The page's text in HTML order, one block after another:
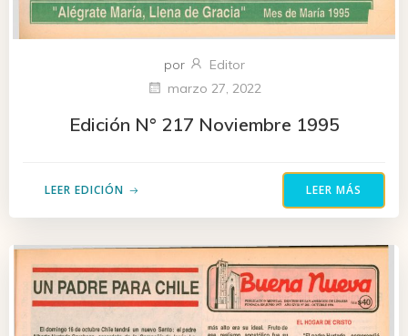
por
Editor
marzo 27, 2022
Edición N° 217 Noviembre 1995
LEER EDICIÓN LEER MÁS